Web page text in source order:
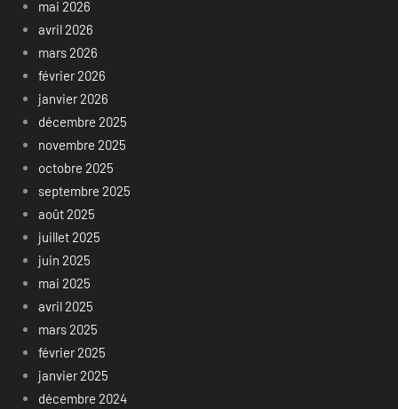
mai 2026
avril 2026
mars 2026
février 2026
janvier 2026
décembre 2025
novembre 2025
octobre 2025
septembre 2025
août 2025
juillet 2025
juin 2025
mai 2025
avril 2025
mars 2025
février 2025
janvier 2025
décembre 2024